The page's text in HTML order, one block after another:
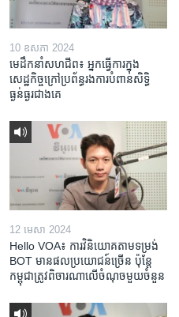
10 ឧសភា 2024
មេដឹកនាំសហជីព៖ អ្នកធ្វើការក្នុង
សេដ្ឋកិច្ចក្រៅប្រព័ន្ធរងការបំពានសិទ្ធិ
ធ្ងន់ធ្ងរជាងគេ
12 មេសា 2024
Hello VOA៖ ការ​វិនិយោគ​តាម​ទម្រង់ ​
BOT​ មាន​ផល​ប្រយោជន៍​ច្រើន ប៉ុន្តែ​
កម្ពុជា​ត្រូវ​ពិចារណា​លើ​ចំណុច​មួយ​ចំនួន